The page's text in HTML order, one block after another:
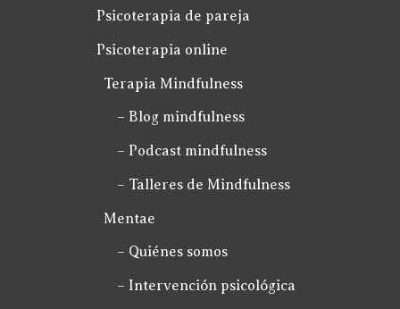
Psicoterapia de pareja
Psicoterapia online
Terapia Mindfulness
– Blog mindfulness
– Podcast mindfulness
– Talleres de Mindfulness
Mentae
– Quiénes somos
– Intervención psicológica